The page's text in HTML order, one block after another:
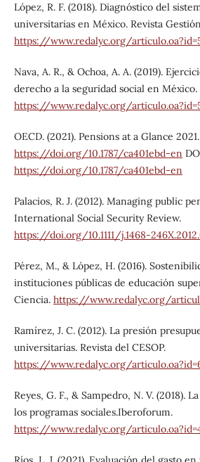
López, R. F. (2018). Diagnóstico del
universitarias en México. Revista
https://www.redalyc.org/
Nava, A. R., & Ochoa, A. A. (2019).
derecho a la seguridad social en México.
https://www.redalyc.org/
OECD. (2021). Pensions at a Glance
https://doi.org/10.1787/ca401ebd-en
https://doi.org/10.1787/ca401ebd-en
Palacios, R. J. (2012). Managing public
International Social Security Review.
https://doi.org/10.1111/j.1468-
Pérez, M., & López, H. (2016).
instituciones públicas de educación
Ciencia. https://www.redalyc.org/
Ramírez, J. C. (2012). La presión
universitarias. Revista del CESOP.
https://www.redalyc.org/
Reyes, G. F., & Sampedro, N. V. (2018).
los programas sociales.Iberoforum.
https://www.redalyc.org/